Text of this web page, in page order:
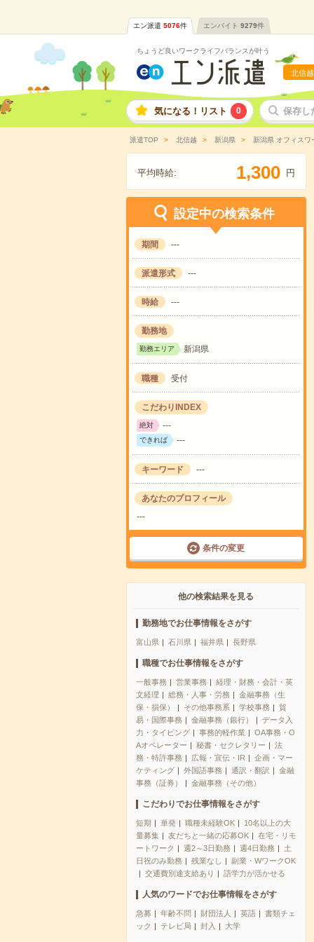
エン派遣 5076件 エンバイト 9279件
ちょうど良いワークライフバランスが叶う
北信
気になる！リスト 0 保存し
派遣TOP 北信越 新潟県 新潟県 オフィスワ
平均時給: 1,300 円
設定中の検索条件
期間 ---
派遣形式 ---
時給 ---
勤務地
勤務エリア 新潟県
職種 受付
こだわりINDEX
絶対 ---
できれば ---
キーワード ---
あなたのプロフィール
---
条件の変更
他の検索結果を見る
勤務地でお仕事情報をさがす
富山県 石川県 福井県 長野県
職種でお仕事情報をさがす
一般事務 営業事務
経理・財務・会計・英
文経理
総務・人事・労務
金融事務（生
保・損保）
その他事務系 学校事務
貿
易・国際事務
金融事務（銀行）
データ入
力・タイピング
事務的軽作業
OA事務・O
Aオペレーター
秘書・セクレタリー
法
務・特許事務
広報・宣伝・IR
企画・マー
ケティング
外国語事務 通訳・翻訳
金融
事務（証券）
金融事務（その他）
こだわりでお仕事情報をさがす
短期 単発 職種未経験OK
10名以上の大
量募集
友だちと一緒の応募OK
在宅・リモ
ートワーク
週2～3日勤務 週4日勤務
土
日祝のみ勤務
残業なし
副業・WワークOK
交通費別途支給あり
語学力が活かせる
人気のワードでお仕事情報をさがす
急募 年齢不問 財団法人 英語
書類チェ
ック
テレビ局 封入 大学